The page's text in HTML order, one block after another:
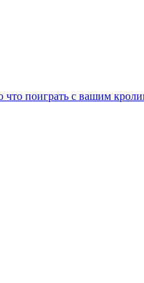
что поиграть с вашим